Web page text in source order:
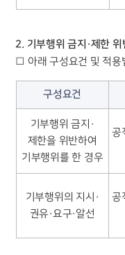
2. 기부행위 금지·제한 위
□ 아래 구성요건 및 적용
구성요건
기부행위 금지·
제한을 위반하여
기부행위를 한 경우
공
기부행위의 지시·
권유·요구·알선
공